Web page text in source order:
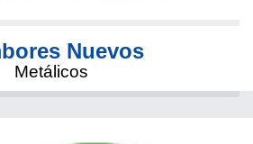
Nuevos
Metálicos